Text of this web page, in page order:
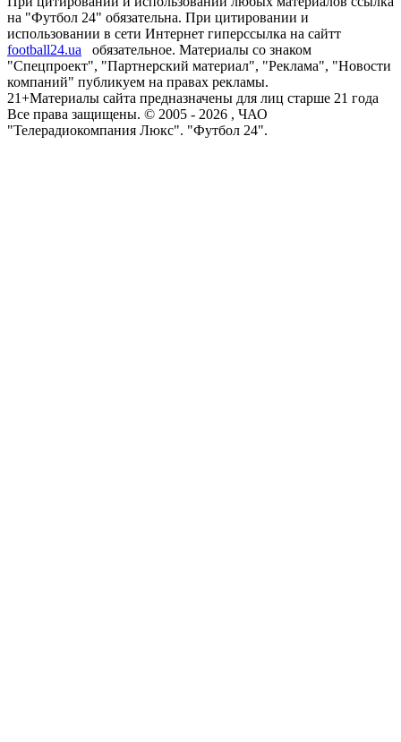
на "Футбол 24" обязательна. При цитировании и
использовании в сети Интернет гиперссылка на сайтт
football24.ua
обязательное. Материалы со знаком
"Спецпроект", "Партнерский материал", "Реклама", "Новости
компаний" публикуем на правах рекламы.
21+Материалы сайта предназначены для лиц старше 21 года
Все права защищены. © 2005 - 2026 , ЧАО
"Телерадиокомпания Люкс". "Футбол 24".